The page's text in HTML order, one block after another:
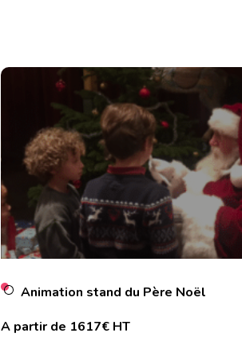
Animation stand du Père Noël
A partir de 1617€ HT